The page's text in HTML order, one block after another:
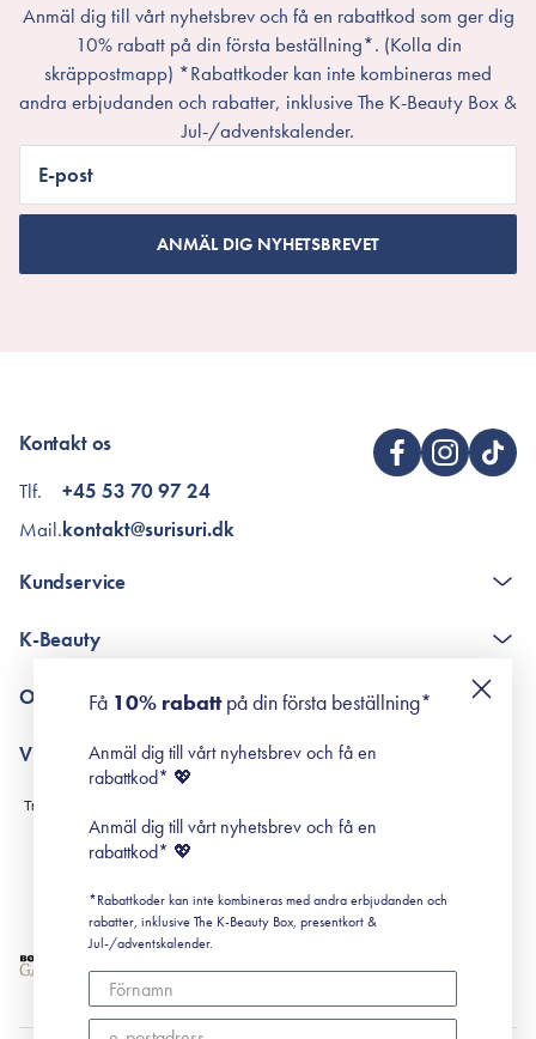
Anmäl dig till vårt nyhetsbrev och få en rabattkod som ger dig
10% rabatt på din första beställning*. (Kolla din
skräppostmapp) *Rabattkoder kan inte kombineras med
andra erbjudanden och rabatter, inklusive The K-Beauty Box &
Jul-/adventskalender.
E-post
ANMÄL DIG NYHETSBREVET
Kontakt os
Tlf.
Mail.
+45 53 70 97 24
kontakt@surisuri.dk
Kundservice
Poängshop - frågor och svar
K-Beauty
Retinol för nybörjare
Om Surisuri
Black Friday
Villkor
Leverans & Retur
Köpvillkor
Prenumerationsvillkor
Cookiepolicy
Få 10% rabattpå din första beställning*
Anmäl dig till vårt nyhetsbrev och få en
rabattkod* 💖
Anmäl dig till vårt nyhetsbrev och få en
rabattkod* 💖
*Rabattkoder kan inte kombineras med andra erbjudanden och
rabatter, inklusive The K-Beauty Box, presentkort &
Jul-/adventskalender.